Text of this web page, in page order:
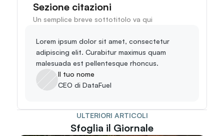
Sezione citazioni
Un semplice breve sottotitolo va qui
Lorem ipsum dolor sit amet, consectetur
adipiscing elit. Curabitur maximus quam
malesuada est pellentesque rhoncus.
Il tuo nome
CEO di DataFuel
ULTERIORI ARTICOLI
Sfoglia il Giornale